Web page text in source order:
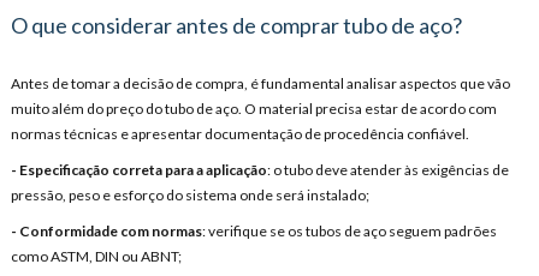
O que considerar antes de comprar tubo de aço?
Antes de tomar a decisão de compra, é fundamental analisar aspectos que vão
muito além do preço do tubo de aço. O material precisa estar de acordo com
normas técnicas e apresentar documentação de procedência confiável.
- Especificação correta para a aplicação: o tubo deve atender às exigências de
pressão, peso e esforço do sistema onde será instalado;
- Conformidade com normas: verifique se os tubos de aço seguem padrões
como ASTM, DIN ou ABNT;